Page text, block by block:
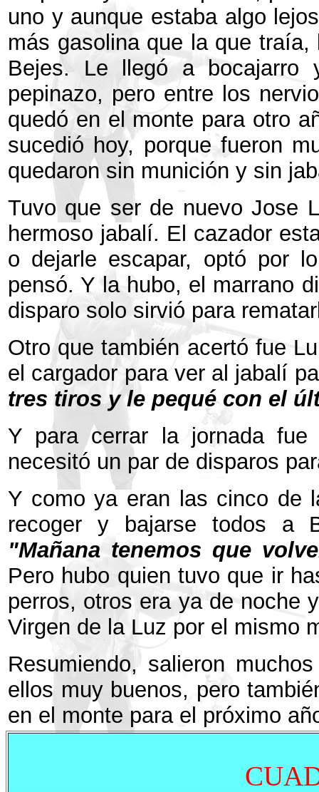
uno y aunque estaba algo
más gasolina que la que
Bejes. Le llegó a
pepinazo, pero entre los
quedó en el monte para otro
sucedió hoy, porque fueron
quedaron sin munición y sin
Tuvo que ser de nuevo Jose
hermoso jabalí. El cazador
o dejarle escapar, optó por
pensó. Y la hubo, el marrano
disparo solo sirvió para
Otro que también acertó fue
el cargador para ver al jabalí
tres tiros y le pequé con el
Y para cerrar la jornada fue
necesitó un par de disparos
Y como ya eran las cinco de
recoger y bajarse todos a
"Mañana tenemos que
Pero hubo quien tuvo que ir
perros, otros era ya de noche
Virgen de la Luz por el mismo
Resumiendo, salieron
ellos muy buenos, pero
en el monte para el próximo